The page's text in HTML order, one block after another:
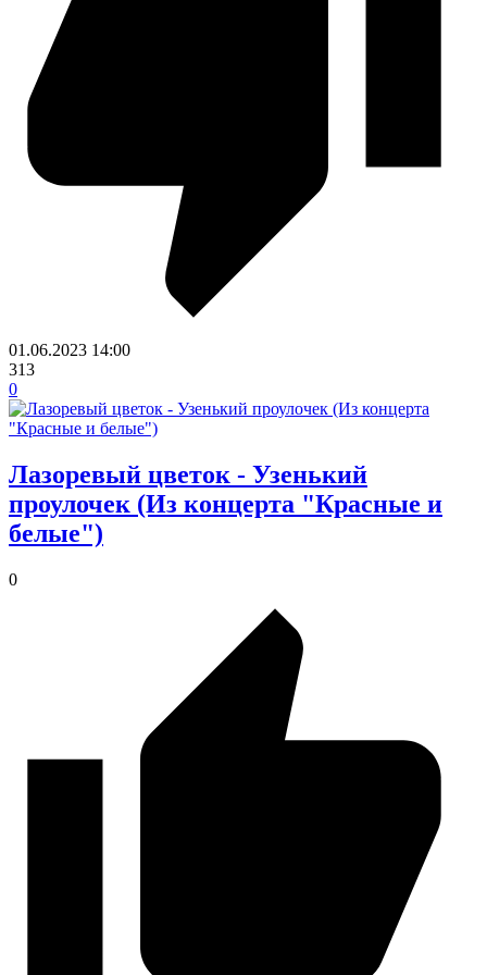
01.06.2023 14:00
313
0
Лазоревый цветок - Узенький
проулочек (Из концерта "Красные и
белые")
0